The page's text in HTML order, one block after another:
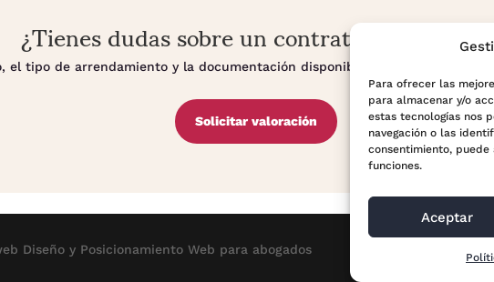
Para ofrecer las
para almacenar y/o
estas tecnologías nos
navegación o las
consentimiento,
funciones.
Aceptar
¿Tienes dudas sobre un contrato de alquiler?
el tipo de arrendamiento y la documentación disponible pueden cambiar
Solicitar valoración
Diseño y PosicionamientoWeb para abogados